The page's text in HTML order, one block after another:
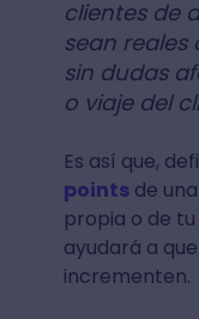
clientes de
sean reales
sin dudas
o viaje del
Es así que,
pointsde
propia o de
ayudará a
incrementen.